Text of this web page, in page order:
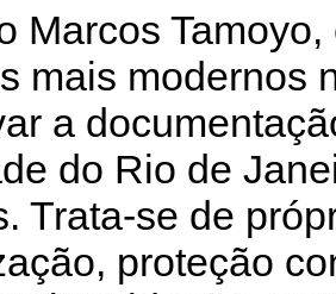
Marcos
mais modernos
a
do Rio de
Trata-se de
proteção